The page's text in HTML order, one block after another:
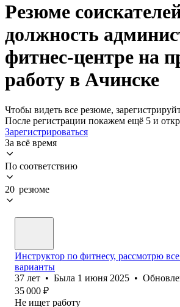
Резюме
должность
фитнес-центре на
работу в Ачинске
Чтобы видеть все резюме,
После регистрации покажем ещё 5 и
Зарегистрироваться
За всё время
По соответствию
20 резюме
Инструктор по фитнесу, рассмотрю
варианты
37 лет • Была 1 июня 2025 •
35 000 ₽
Не ищет работу